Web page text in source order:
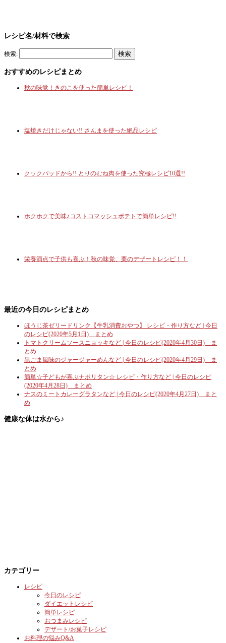
レシピ名/材料で検索
検索:
おすすめのレシピまとめ
秋の味覚！きのこを使った簡単レシピ！
塩焼きだけじゃない!! さんまを使った絶品レシピ
クックパッドから!! とりのむね肉を使った究極レシピ10選!!
ホクホクで美味♪コストコマッシュポテトで簡単レシピ!!
栄養満点で子供も喜ぶ！秋の味覚、栗のデザートレシピ！！
最近の今日のレシピまとめ
ほうじ茶ゼリードリンク【牛乳消費おやつ】 レシピ・作り方など | 今日
のレシピ(2020年5月1日) まとめ
トマトクリームソースニョッキなど | 今日のレシピ(2020年4月30日) ま
とめ
黒ごま風味のジャージャーめんなど | 今日のレシピ(2020年4月29日) ま
とめ
簡単☆子どもが喜ぶナポリタン☆ レシピ・作り方など | 今日のレシピ
(2020年4月28日) まとめ
ナスのミートカレーグラタンなど | 今日のレシピ(2020年4月27日) まと
め
健康な体は水から♪
カテゴリー
レシピ
今日のレシピ
ダイエットレシピ
簡単レシピ
おつまみレシピ
デザート/お菓子レシピ
お料理の悩みQ&A